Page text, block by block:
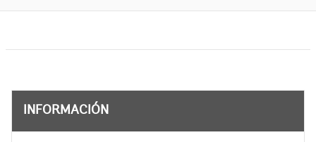
INFORMACIÓN